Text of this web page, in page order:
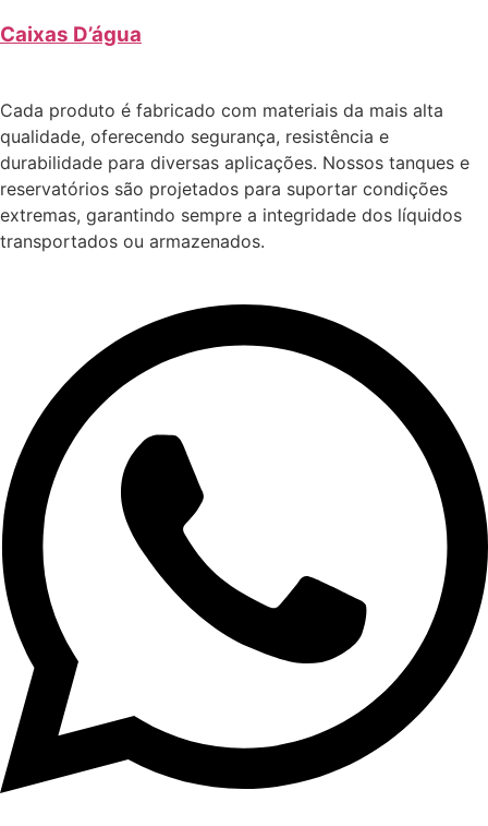
Caixas D’água
Cada produto é fabricado com materiais da mais alta
qualidade, oferecendo segurança, resistência e
durabilidade para diversas aplicações. Nossos tanques e
reservatórios são projetados para suportar condições
extremas, garantindo sempre a integridade dos líquidos
transportados ou armazenados.